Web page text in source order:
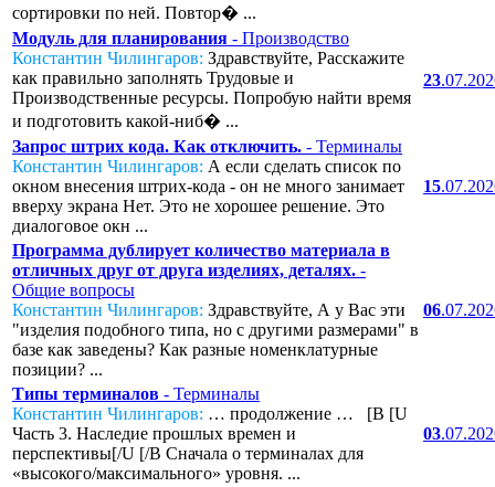
сортировки по ней. Повтор� ...
Модуль для планирования - Производство
Константин Чилингаров: Здравствуйте, Расскажите
как правильно заполнять Трудовые и
Производственные ресурсы. Попробую найти время
и подготовить какой-ниб� ...
23
Запрос штрих кода. Как отключить. - Терминалы
Константин Чилингаров: А если сделать список по
окном внесения штрих-кода - он не много занимает
вверху экрана Нет. Это не хорошее решение. Это
диалоговое окн ...
15
Программа дублирует количество материала в
отличных друг от друга изделиях, деталях. -
Общие вопросы
Константин Чилингаров: Здравствуйте, А у Вас эти
"изделия подобного типа, но с другими размерами" в
базе как заведены? Как разные номенклатурные
позиции? ...
06
Типы терминалов - Терминалы
Константин Чилингаров: … продолжение … [B [U
Часть 3. Наследие прошлых времен и
перспективы[/U [/B Сначала о терминалах для
«высокого/максимального» уровня. ...
03